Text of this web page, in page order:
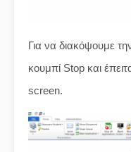
Για να διακόψουμε
κουμπί Stop και
screen.